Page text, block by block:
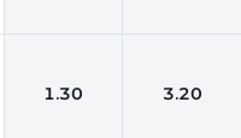
1.30 3.20